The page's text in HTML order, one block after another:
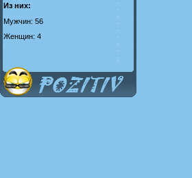
Из них:
Мужчин: 56
Женщин: 4